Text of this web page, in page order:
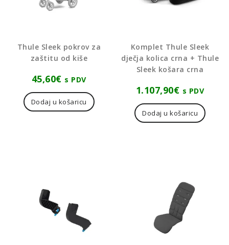
Thule Sleek pokrov za
zaštitu od kiše
45,60€ s PDV
Dodaj u košaricu
Komplet Thule Sleek
dječja kolica crna + Thule
Sleek košara crna
1.107,90€ s PDV
Dodaj u košaricu